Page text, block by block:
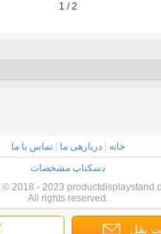
1 / 2
نقل
خانه |دربارهی ما |تماس با ما
دسکتاپ مشخصات
© 2018 - 2023
All rights reserved.